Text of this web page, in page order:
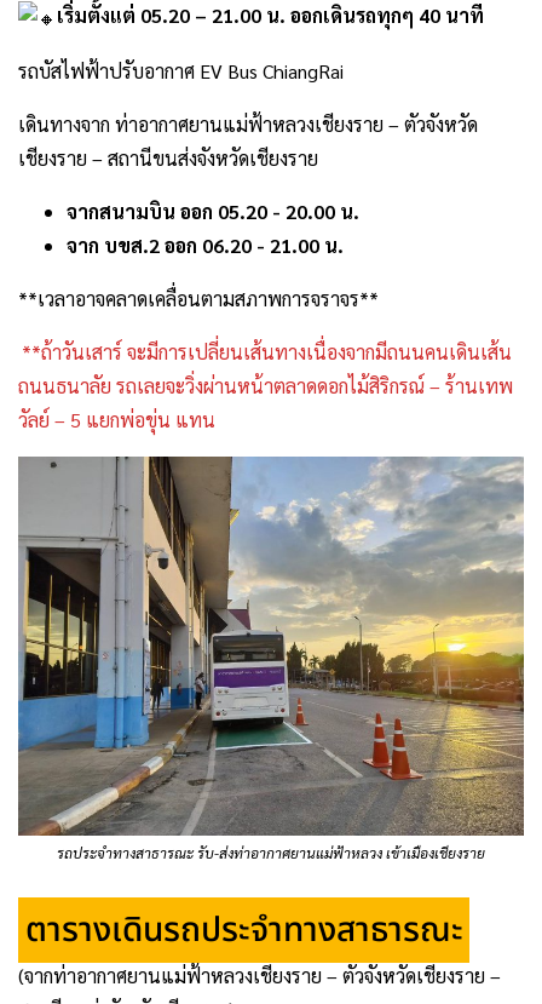
เริ่มตั้งแต่ 05.20 – 21.00 น. ออกเดินรถทุกๆ 40 นาที
รถบัสไฟฟ้าปรับอากาศ EV Bus ChiangRai
เดินทางจาก ท่าอากาศยานแม่ฟ้าหลวงเชียงราย – ตัวจังหวัด
เชียงราย – สถานีขนส่งจังหวัดเชียงราย
จากสนามบิน ออก 05.20 -​ 20.00 น.
จาก บขส.2 ออก 06.20 -​ 21.00 น.
**เวลาอาจคลาดเคลื่อนตามสภาพการจราจร**
**ถ้าวันเสาร์ จะมีการเปลี่ยนเส้นทางเนื่องจากมีถนนคนเดินเส้น
ถนนธนาลัย รถเลยจะวิ่งผ่านหน้าตลาดดอกไม้สิริกรณ์ – ร้านเทพ
วัลย์ – 5 แยกพ่อขุ่น แทน
รถประจำทางสาธารณะ รับ-ส่งท่าอากาศยานแม่ฟ้าหลวง เข้าเมืองเชียงราย
ตารางเดินรถประจำทางสาธารณะ
(จากท่าอากาศยานแม่ฟ้าหลวงเชียงราย – ตัวจังหวัดเชียงราย –